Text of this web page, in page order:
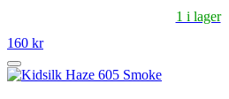
1 i lager
160 kr